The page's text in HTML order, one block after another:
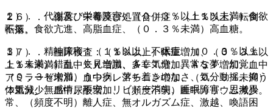
１６）． 傷害、中毒及び処置合併症：（１％以上）転倒・
転落。
１７）． 臨床検査：（１％以上）体重増加、（０．３％以
上１％未満）血中ＣＫ増加、ＡＬＴ増加、ＡＳＴ増加、血中
アミラーゼ増加、血中クレアチニン増加、（０．３％未満）
体重減少、血中尿酸増加、（頻度不明）血中カリウム減少。
２）． 代謝及び栄養障害：（０．３％以上１％未満）食欲
不振、食欲亢進、高脂血症、（０．３％未満）高血糖。
３）． 精神障害：（１％以上）不眠症、（０．３％以上
１％未満）錯乱、失見当識、多幸気分、異常な夢、幻覚、
（０．３％未満）うつ病、落ち着きのなさ、気分動揺、抑う
つ気分、無感情、不安、リビドー消失、睡眠障害、思考異
常、（頻度不明）離人症、無オルガズム症、激越、喚語困